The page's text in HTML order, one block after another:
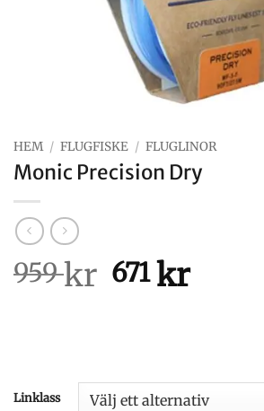
HEM / FLUGFISKE / FLUGLINOR
Monic Precision Dry
959kr Det
ursprungliga
671krDet
Linklass